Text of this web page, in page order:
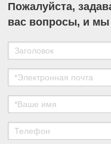
Пожалуйста,
вас вопросы, и мы